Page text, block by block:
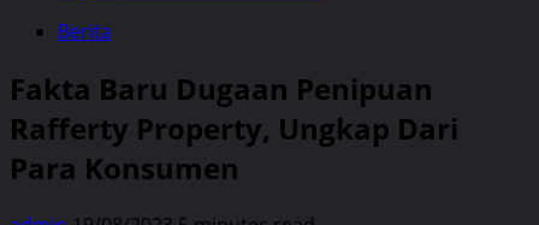
Berita
Fakta Baru Dugaan Penipuan
Rafferty Property, Ungkap Dari
Para Konsumen